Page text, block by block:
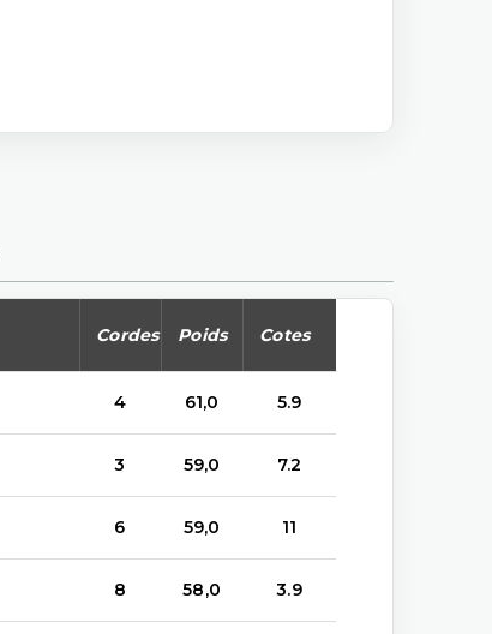
Cordes Poids Cotes
4 61,0 5.9
3 59,0 7.2
6 59,0 11
8 58,0 3.9